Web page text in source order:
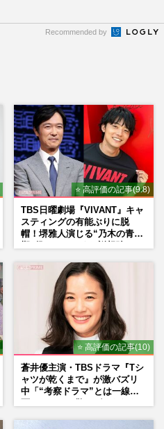
Recommended by
⭐ 高評価の記事(9.8)
TBS日曜劇場『VIVANT』キャ
スティングの有能ぶりに脱
帽！堺雅人演じる“乃木の青年
マン長男・櫻井海音だった
⭐ 高評価の記事(10)
蒼井優主演・TBSドラマ『Tシ
ャツが乾くまで』が激バズリ
中「“考察ドラマ”とは一線を